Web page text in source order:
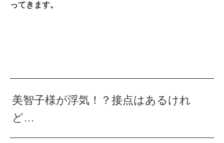
ってきます。
美智子様が浮気！？接点はあるけれ
ど…